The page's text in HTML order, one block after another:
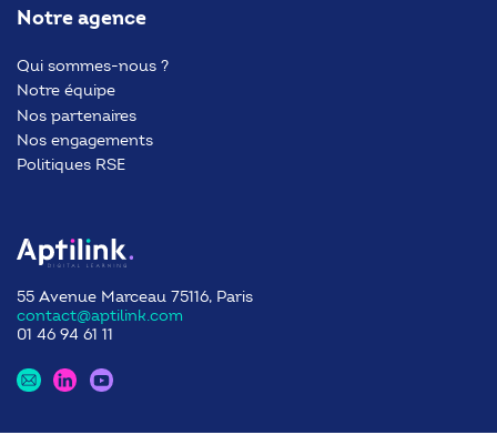
Notre agence
Qui sommes-nous ?
Notre équipe
Nos partenaires
Nos engagements
Politiques RSE
55 Avenue Marceau 75116, Paris
contact@aptilink.com
01 46 94 61 11